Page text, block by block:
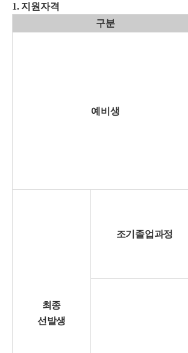
1. 지원자격
구분
예비생
최종
선발생
조기졸업과정